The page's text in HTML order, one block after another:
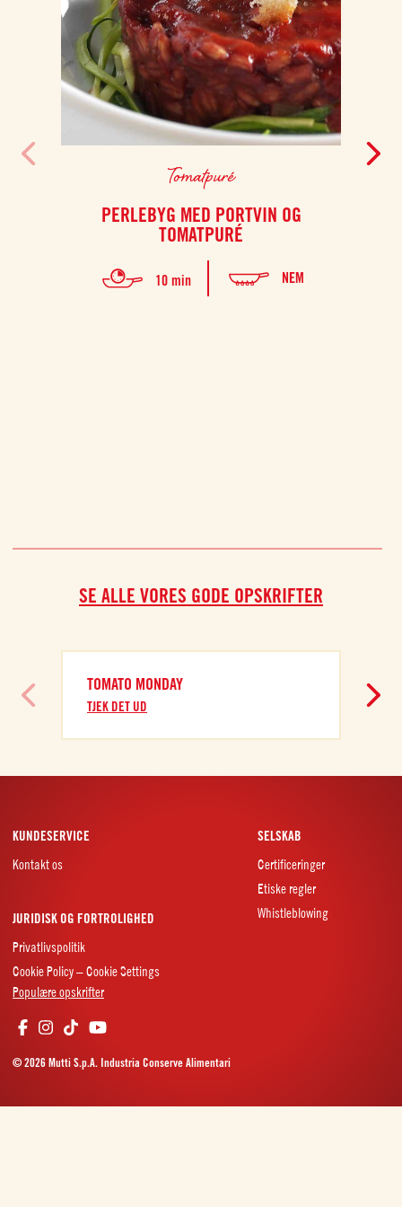
Tomatpuré
PERLEBYG MED PORTVIN OG
TOMATPURÉ
10 min NEM
SE ALLE VORES GODE OPSKRIFTER
TOMATO MONDAY
TJEK DET UD
KUNDESERVICE
Kontakt os
SELSKAB
Certificeringer
Etiske regler
Whistleblowing
JURIDISK OG FORTROLIGHED
Privatlivspolitik
Cookie Policy – Cookie Settings
Populære opskrifter
© 2026 Mutti S.p.A. Industria Conserve Alimentari